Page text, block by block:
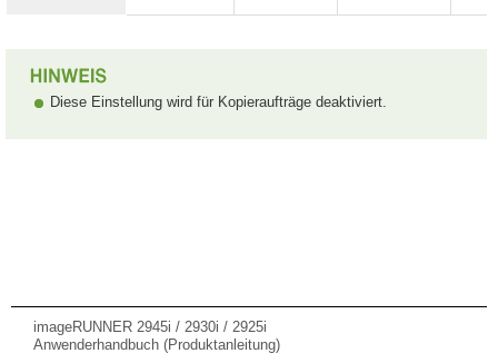
Diese Einstellung wird für Kopieraufträge deaktiviert.
imageRUNNER 2945i / 2930i / 2925i
Anwenderhandbuch (Produktanleitung)